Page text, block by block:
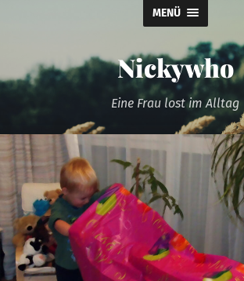
MENÜ
Nickywho
Eine Frau lost im Alltag